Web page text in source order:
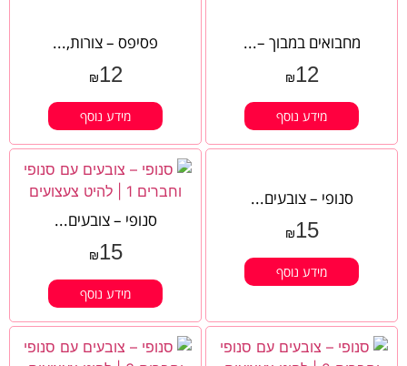
מחבואים במבוך –...
₪12
מידע נוסף
פסיפס – צורות,...
₪12
מידע נוסף
סנופי – צובעים...
₪15
מידע נוסף
סנופי – צובעים...
₪15
מידע נוסף